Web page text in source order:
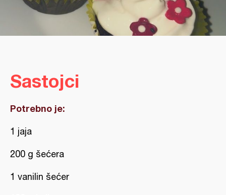
Sastojci
Potrebno je:
1 jaja
200 g šećera
1 vanilin šećer